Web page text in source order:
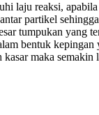
laju reaksi,
partikel
tumpukan yang
bentuk
maka semakin